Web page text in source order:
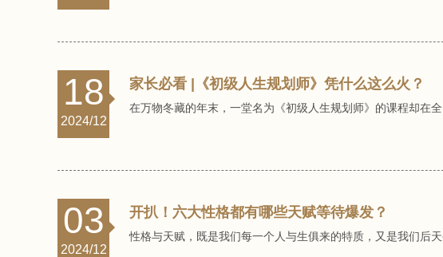
18
2024/12
家长必看 |《初级人生规划师》凭什么这么火？
在万物冬藏的年末，一堂名为《初级人生规划师》的课程却
03
2024/12
开扒！六大性格都有哪些天赋等待爆发？
性格与天赋，既是我们每一个人与生俱来的特质，又是我们后